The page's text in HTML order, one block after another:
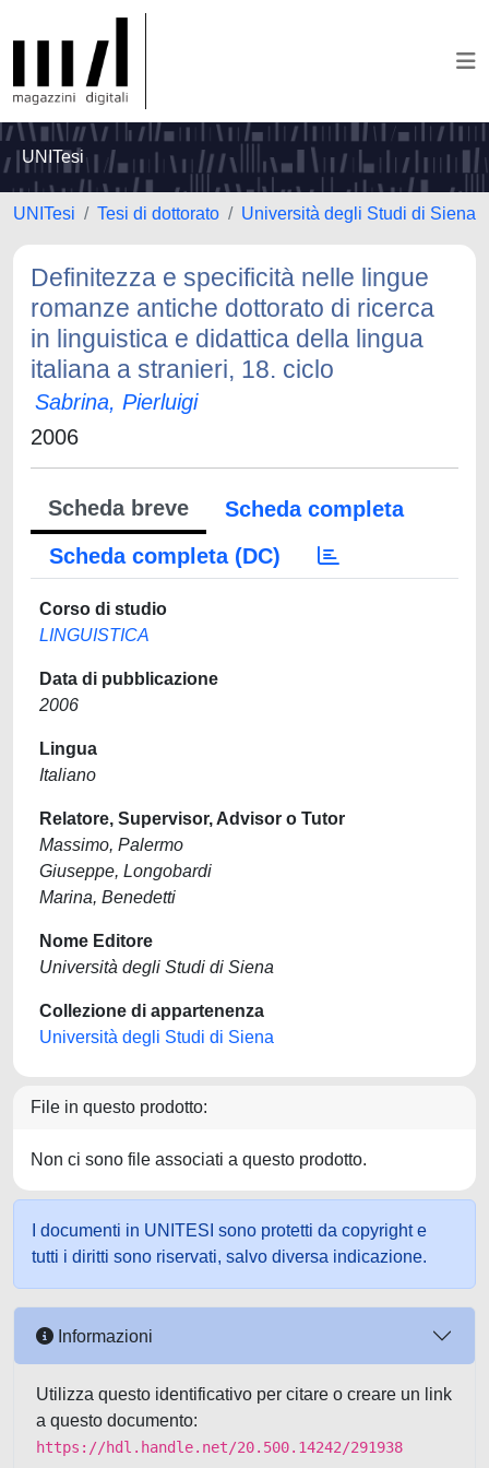
UNITesi
UNITesi Tesi di dottorato Università degli Studi di Siena
Definitezza e specificità nelle lingue
romanze antiche dottorato di ricerca
in linguistica e didattica della lingua
italiana a stranieri, 18. ciclo
Sabrina, Pierluigi
2006
Scheda breve
Scheda completa
Scheda completa (DC)
Corso di studio
LINGUISTICA
Data di pubblicazione
2006
Lingua
Italiano
Relatore, Supervisor, Advisor o Tutor
Massimo, Palermo
Giuseppe, Longobardi
Marina, Benedetti
Nome Editore
Università degli Studi di Siena
Collezione di appartenenza
Università degli Studi di Siena
File in questo prodotto:
Non ci sono file associati a questo prodotto.
I documenti in UNITESI sono protetti da copyright e
tutti i diritti sono riservati, salvo diversa indicazione.
Informazioni
Utilizza questo identificativo per citare o creare un link
a questo documento:
https://hdl.handle.net/20.500.14242/291938